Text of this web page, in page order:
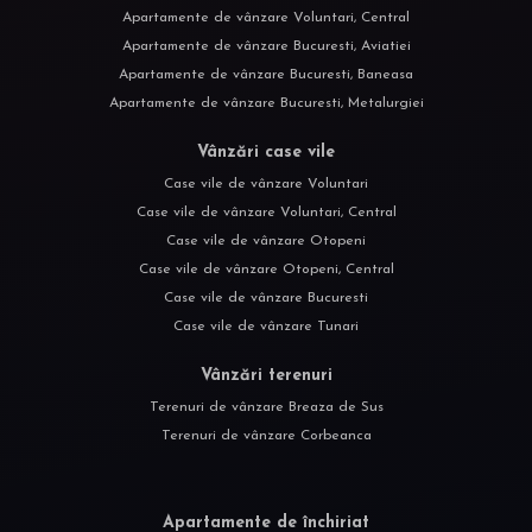
Apartamente de vânzare Voluntari, Central
Apartamente de vânzare Bucuresti, Aviatiei
Apartamente de vânzare Bucuresti, Baneasa
Apartamente de vânzare Bucuresti, Metalurgiei
Vânzări case vile
Case vile de vânzare Voluntari
Case vile de vânzare Voluntari, Central
Case vile de vânzare Otopeni
Case vile de vânzare Otopeni, Central
Case vile de vânzare Bucuresti
Case vile de vânzare Tunari
Vânzări terenuri
Terenuri de vânzare Breaza de Sus
Terenuri de vânzare Corbeanca
Apartamente de închiriat